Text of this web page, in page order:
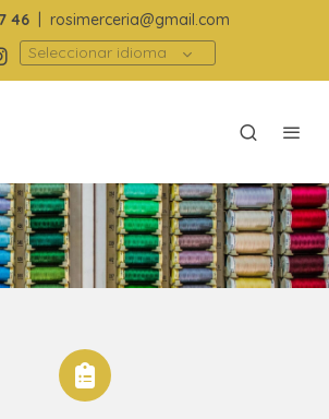
46
rosimerceria@gmail.com
Seleccionar idioma